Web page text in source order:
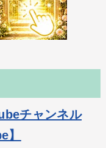
チャンネル
】